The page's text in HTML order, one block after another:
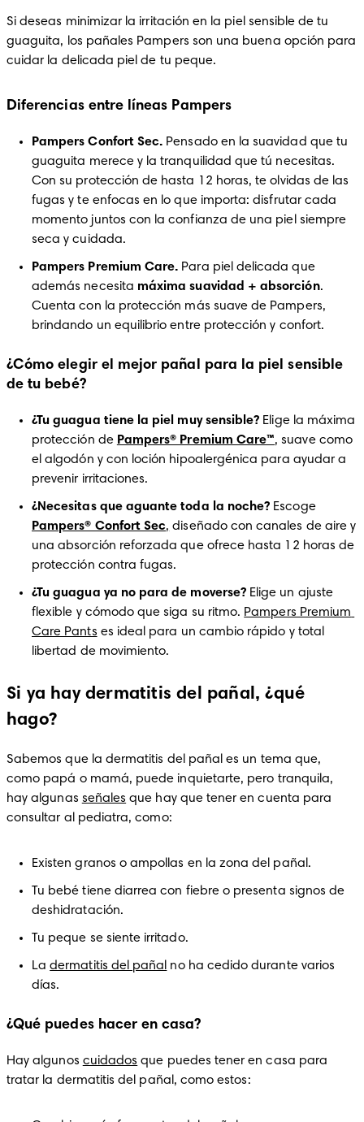
Si deseas minimizar la irritación en la piel sensible de tu
guaguita, los pañales Pampers son una buena opción para
cuidar la delicada piel de tu peque.
Diferencias entre líneas Pampers
Pampers Confort Sec. Pensado en la suavidad que tu
guaguita merece y la tranquilidad que tú necesitas.
Con su protección de hasta 12 horas, te olvidas de las
fugas y te enfocas en lo que importa: disfrutar cada
momento juntos con la confianza de una piel siempre
seca y cuidada.
Pampers Premium Care. Para piel delicada que
además necesita máxima suavidad + absorción.
Cuenta con la protección más suave de Pampers,
brindando un equilibrio entre protección y confort.
¿Cómo elegir el mejor pañal para la piel sensible
de tu bebé?
¿Tu guagua tiene la piel muy sensible? Elige la máxima
protección de Pampers® Premium Care™, suave como
el algodón y con loción hipoalergénica para ayudar a
prevenir irritaciones.
¿Necesitas que aguante toda la noche?
Escoge
Pampers® Confort Sec, diseñado con canales de aire y
una absorción reforzada que ofrece hasta 12 horas de
protección contra fugas.
¿Tu guagua ya no para de moverse? Elige un ajuste
flexible y cómodo que siga su ritmo. Pampers Premium
Care Pants es ideal para un cambio rápido y total
libertad de movimiento.
Si ya hay dermatitis del pañal, ¿qué
hago?
Sabemos que la dermatitis del pañal es un tema que,
como papá o mamá, puede inquietarte, pero tranquila,
hay algunas señales que hay que tener en cuenta para
consultar al pediatra, como:
Existen granos o ampollas en la zona del pañal.
Tu bebé tiene diarrea con fiebre o presenta signos de
deshidratación.
Tu peque se siente irritado.
La dermatitis del pañal no ha cedido durante varios
días.
¿Qué puedes hacer en casa?
Hay algunos cuidados que puedes tener en casa para
tratar la dermatitis del pañal, como estos: